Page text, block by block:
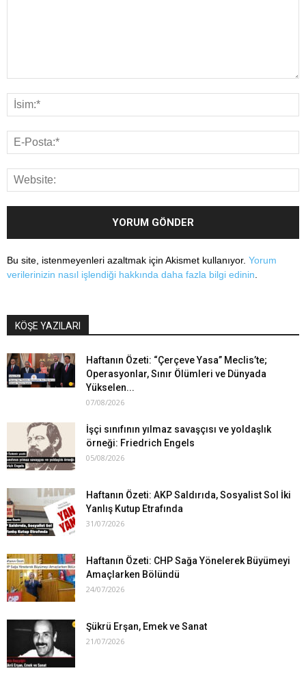
Bu site, istenmeyenleri azaltmak için Akismet kullanıyor. Yorum
verilerinizin nasıl işlendiği hakkında daha fazla bilgi edinin
KÖŞE YAZILARI
Haftanın Özeti: “Çerçeve Yasa” Meclis’te;
Operasyonlar, Sınır Ölümleri ve Dünyada
Yükselen...
07/08/2026
İşçi sınıfının yılmaz savaşçısı ve yoldaşlık
örneği: Friedrich Engels
05/08/2026
Haftanın Özeti: AKP Saldırıda, Sosyalist Sol İki
Yanlış Kutup Etrafında
31/07/2026
Haftanın Özeti: CHP Sağa Yönelerek Büyümeyi
Amaçlarken Bölündü
24/07/2026
Şükrü Erşan, Emek ve Sanat
21/07/2026